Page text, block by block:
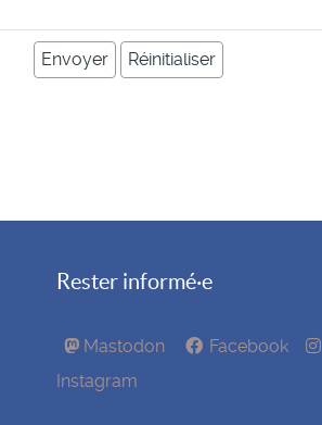
Rester informé·e
Mastodon
Facebook
Instagram